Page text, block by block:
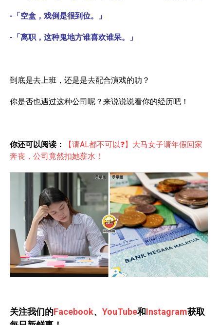
-「空盒，戏倒是很到位。」
-「离职，这种鬼地方谁喜欢谁呆。」
到底是去上班，还是是去配合演戏的叻？
你是否也遇过这种公司呢？来说说说看你的经历吧！
你还可以阅读：
【请AL都不可以❓】大马女子请年假回家
奔丧，公司竟然扣她薪水！
关注我们的Facebook、 YouTube和Instagram获取